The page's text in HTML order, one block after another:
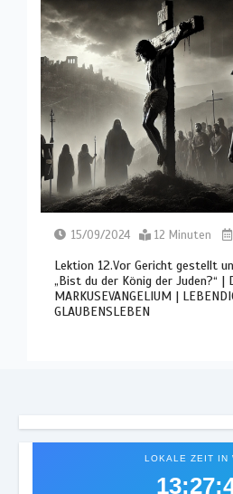
15/09/2024 12 Minuten
Lektion 12.Vor Gericht gestellt
„Bist du der König der Juden?“ |
MARKUSEVANGELIUM |
GLAUBENSLEBEN
LOKALE ZEIT IN